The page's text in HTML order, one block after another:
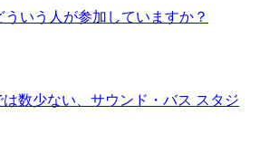
いう人が参加していますか？
数少ない、サウンド・バス スタジ